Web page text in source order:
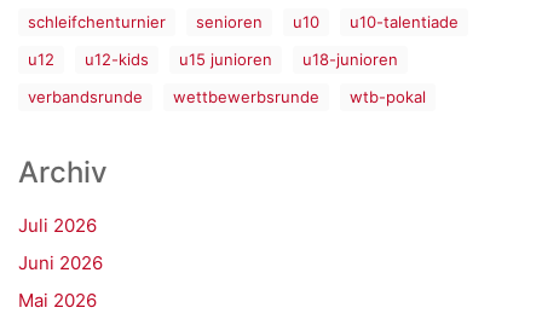
schleifchenturnier
senioren u10
u10-talentiade
u12
u12-kids u15 junioren
u18-junioren
verbandsrunde
wettbewerbsrunde wtb-pokal
Archiv
Juli 2026
Juni 2026
Mai 2026